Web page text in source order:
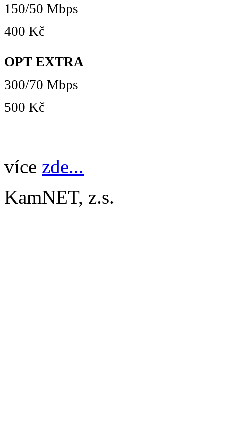
150/50 Mbps
400 Kč
OPT EXTRA
300/70 Mbps
500 Kč
více zde...
KamNET, z.s.